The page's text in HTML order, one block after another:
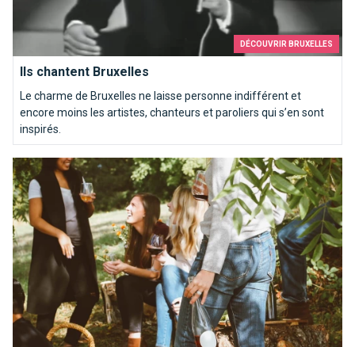
DÉCOUVRIR BRUXELLES
Ils chantent Bruxelles
Le charme de Bruxelles ne laisse personne indifférent et
encore moins les artistes, chanteurs et paroliers qui s’en sont
inspirés.
Que faire sous le soleil à Bruxelles?